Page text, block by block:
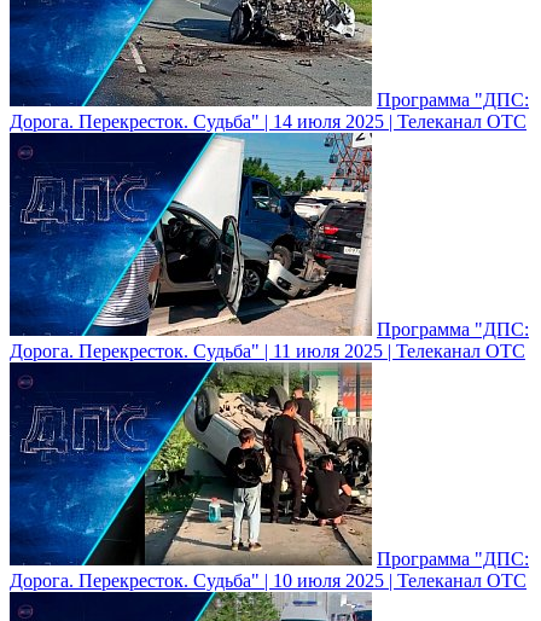
Программа "ДПС:
Дорога. Перекресток. Судьба" | 14 июля 2025 | Телеканал ОТС
Программа "ДПС:
Дорога. Перекресток. Судьба" | 11 июля 2025 | Телеканал ОТС
Программа "ДПС:
Дорога. Перекресток. Судьба" | 10 июля 2025 | Телеканал ОТС